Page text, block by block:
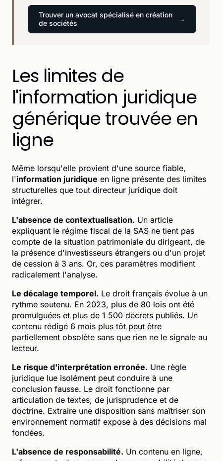
Trouver un avocat spécialisé en création
de sociétés
Les limites de
l'information juridique
générique trouvée en
ligne
Même lorsqu'elle provient d'une source fiable,
l'information juridique en ligne présente des limites
structurelles que tout directeur juridique doit
intégrer.
L'absence de contextualisation. Un article
expliquant le régime fiscal de la SAS ne tient pas
compte de la situation patrimoniale du dirigeant, de
la présence d'investisseurs étrangers ou d'un projet
de cession à 3 ans. Or, ces paramètres modifient
radicalement l'analyse.
Le décalage temporel. Le droit français évolue à un
rythme soutenu. En 2023, plus de 80 lois ont été
promulguées et plus de 1 500 décrets publiés. Un
contenu rédigé 6 mois plus tôt peut être
partiellement obsolète sans que rien ne le signale au
lecteur.
Le risque d'interprétation erronée. Une règle
juridique lue isolément peut conduire à une
conclusion fausse. Le droit fonctionne par
articulation de textes, de jurisprudence et de
doctrine. Extraire une disposition sans maîtriser son
environnement normatif expose à des décisions mal
fondées.
L'absence de responsabilité. Un contenu en ligne,